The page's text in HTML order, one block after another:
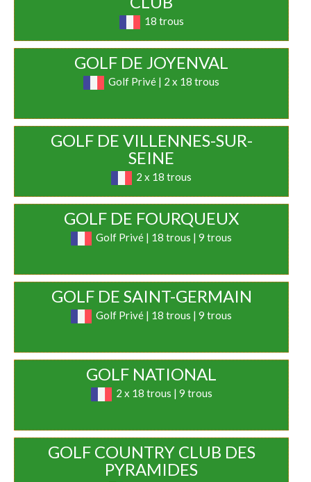
18 trous
GOLF DE JOYENVAL
Golf Privé | 2 x 18 trous
GOLF DE VILLENNES-SUR-
SEINE
2 x 18 trous
GOLF DE FOURQUEUX
Golf Privé | 18 trous | 9 trous
GOLF DE SAINT-GERMAIN
Golf Privé | 18 trous | 9 trous
GOLF NATIONAL
2 x 18 trous | 9 trous
GOLF COUNTRY CLUB DES
PYRAMIDES